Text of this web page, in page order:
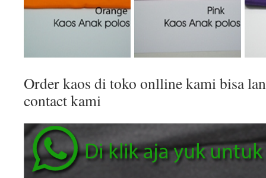
Order kaos di toko onlline kami bisa
contact kami